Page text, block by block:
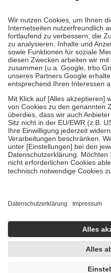
höchstens zehn Euro.
Es sind
Kosten der Leistung zu
Diese Regeln gelten
Bei Heilmitteln und häuslicher
Zuzahlung zehn Prozent der
Verordnung.
Um das Engagement der
stärken und die besondere
fallenkeine Zuzahlungenan bei:
• Kindern und Jugendlichen bis
mit Ausnahme der Fahrkosten
• Untersuchungen zur Vorsorge
GKV getragen werden
• empfohlenen Schutzimpfungen
• Harn- und Blutteststreifen
getroffen, um sicherzustellen,
https://help.etrusted.com/hc/de/
Einige Bilder und Inhalte